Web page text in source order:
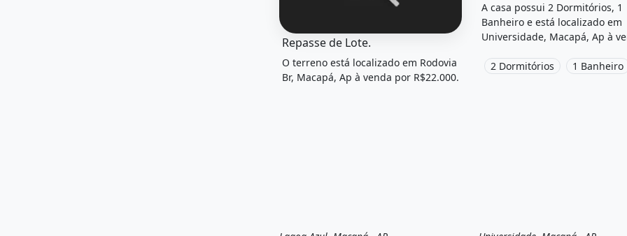
O imóvel &quot;Repasse de lote.&quot; possui Venda por
Repasse de Lote.
O terreno está localizado em Rodovia
Br, Macapá, Ap à venda por R$22.000.
A casa possui 2 Dormitórios, 1
Banheiro e está localizado em
Universidade, Macapá, Ap à
2 Dormitórios
1 Banheiro